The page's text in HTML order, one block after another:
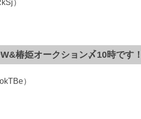
）
椿姫オークション〆10時です！
）